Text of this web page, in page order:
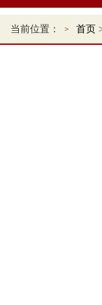
当前位置： 首页